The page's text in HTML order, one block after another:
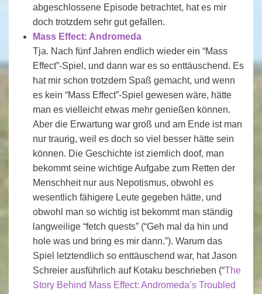
abgeschlossene Episode betrachtet, hat es mir
doch trotzdem sehr gut gefallen.
Mass Effect: Andromeda
Tja. Nach fünf Jahren endlich wieder ein “Mass
Effect”-Spiel, und dann war es so enttäuschend. Es
hat mir schon trotzdem Spaß gemacht, und wenn
es kein “Mass Effect”-Spiel gewesen wäre, hätte
man es vielleicht etwas mehr genießen können.
Aber die Erwartung war groß und am Ende ist man
nur traurig, weil es doch so viel besser hätte sein
können. Die Geschichte ist ziemlich doof, man
bekommt seine wichtige Aufgabe zum Retten der
Menschheit nur aus Nepotismus, obwohl es
wesentlich fähigere Leute gegeben hätte, und
obwohl man so wichtig ist bekommt man ständig
langweilige “fetch quests” (“Geh mal da hin und
hole was und bring es mir dann.”). Warum das
Spiel letztendlich so enttäuschend war, hat Jason
Schreier ausführlich auf Kotaku beschrieben (“The
Story Behind Mass Effect: Andromeda’s Troubled